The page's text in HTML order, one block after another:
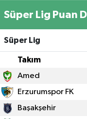
Süper Lig Puan
Süper Lig
Takım
Amed
Erzurumspor FK
Başakşehir